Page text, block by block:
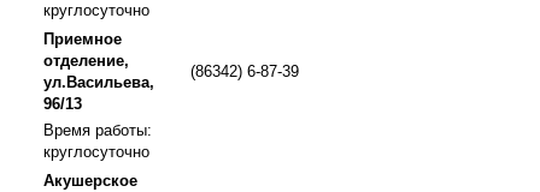
круглосуточно
Приемное
отделение,
ул.Васильева,
96/13
(86342) 6-87-39
Время работы:
круглосуточно
Акушерское